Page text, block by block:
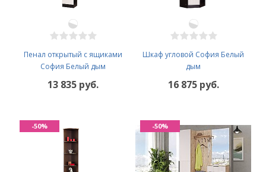
Пенал открытый с ящиками
София Белый дым
13 835 руб.
Шкаф угловой София Белый
дым
16 875 руб.
-50% -50%